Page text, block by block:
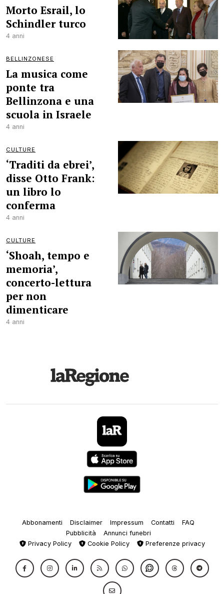
Morto Esrail, lo
Schindler turco
4 anni
BELLINZONESE
La musica come
ponte tra
Bellinzona e una
scuola in Israele
4 anni
CULTURE
‘Traditi da ebrei’,
disse Otto Frank:
un libro lo
conferma
4 anni
CULTURE
‘Shoah, tempo e
memoria’,
concerto-lettura
per non
dimenticare
4 anni
Abbonamenti Disclaimer Impressum Contatti
FAQ
Pubblicità
Annunci funebri
Privacy Policy
Cookie Policy Preferenze privacy